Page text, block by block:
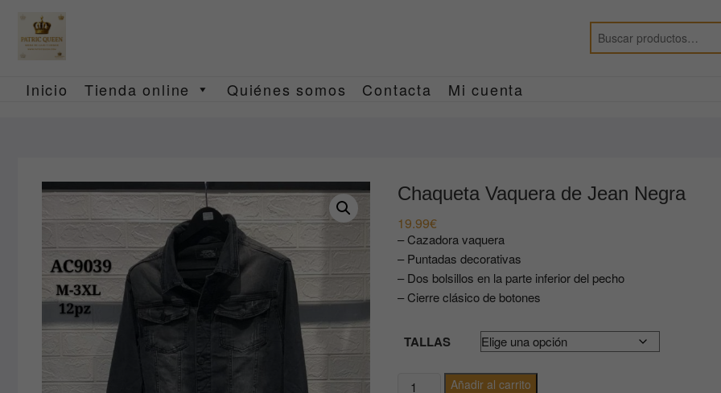
contenido
Inicio Tienda online Quiénes somos Contacta Mi cuenta
Chaqueta Vaquera de Jean Negra
19.99€
– Cazadora vaquera
– Puntadas decorativas
– Dos bolsillos en la parte inferior del pecho
– Cierre clásico de botones
TALLAS
Chaqueta
Añadir al carrito